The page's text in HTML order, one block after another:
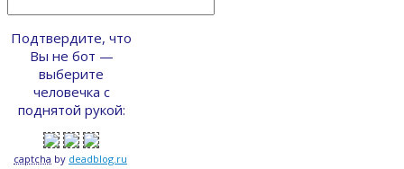
Подтвердите, что
Вы не бот —
выберите
человечка с
поднятой рукой:
captcha by deadblog.ru